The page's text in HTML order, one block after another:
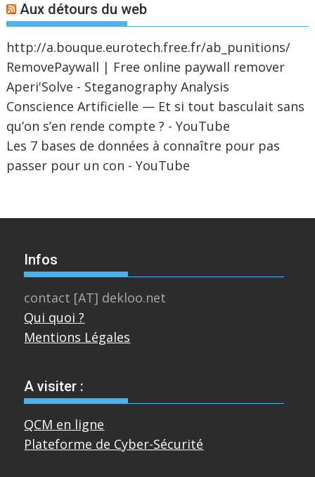
Aux détours du web
http://a.bouque.eurotech.free.fr/ab_punitions/
RemovePaywall | Free online paywall remover
Aperi'Solve - Steganography Analysis
Conscience Artificielle — Et si tout basculait sans
qu’on s’en rende compte ? - YouTube
Les 7 bases de données à connaître pour pas
passer pour un con - YouTube
Infos
contact [AT] dekloo.net
Qui quoi ?
Mentions Légales
A visiter :
QCM en ligne
Plateforme de Cyber-Sécurité